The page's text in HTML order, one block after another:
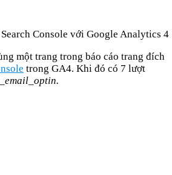
Console với Google Analytics 4
một trang trong báo cáo trang đích
trong GA4. Khi đó có 7 lượt